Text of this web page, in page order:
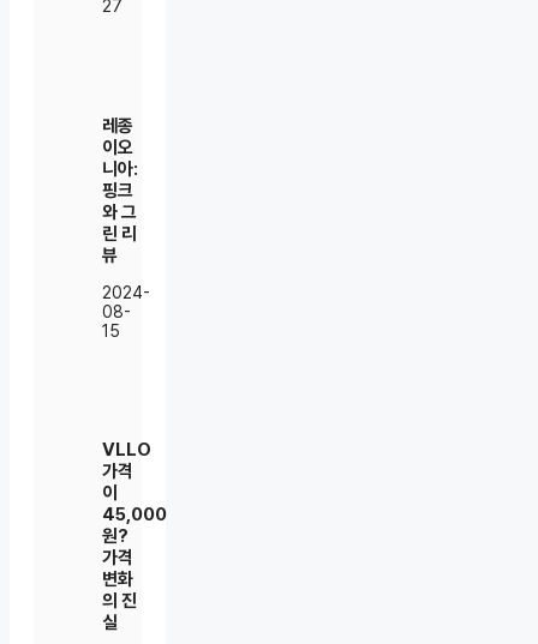
27
레종
이오
니아:
핑크
와 그
린 리
뷰
2024-
08-
15
VLLO
가격
이
45,000
원?
가격
변화
의 진
실